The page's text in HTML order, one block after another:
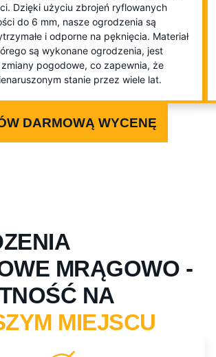
Dzięki użyciu zbrojeń ryflowanych
do 6 mm, nasze ogrodzenia są
i odporne na pęknięcia. Materiał
są wykonane ogrodzenia, jest
pogodowe, co zapewnia, że
stanie przez wiele lat.
DARMOWĄ WYCENĘ
MRĄGOWO -
NA
MIEJSCU